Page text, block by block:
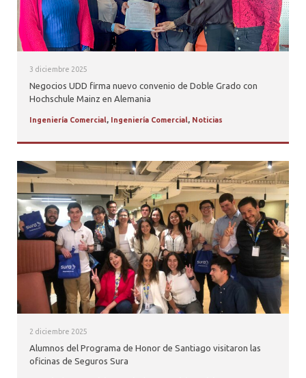
3 diciembre 2025
Negocios UDD firma nuevo convenio de Doble Grado con
Hochschule Mainz en Alemania
Ingeniería Comercial, Ingeniería Comercial, Noticias
2 diciembre 2025
Alumnos del Programa de Honor de Santiago visitaron las
oficinas de Seguros Sura